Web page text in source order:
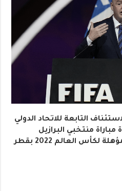
التابعة للاتحاد الدولي
مباراة منتخبي البرازيل
والأرجنتين في التصفيات المؤهلة لكأس العالم 2022 بقطر